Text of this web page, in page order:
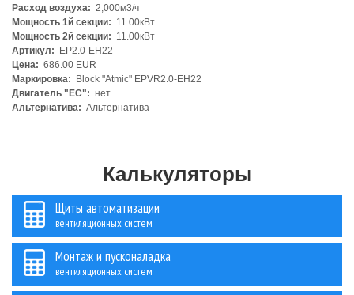
Расход воздуха: 2,000м3/ч
Мощность 1й секции: 11.00кВт
Мощность 2й секции: 11.00кВт
Артикул:
EP2.0-EH22
Цена: 686.00 EUR
Маркировка:
Block "Atmic" EPVR2.0-EH22
Двигатель "ЕС": нет
Альтернатива: Альтернатива
Калькуляторы
Щиты автоматизации
вентиляционных систем
Монтаж и пусконаладка
вентиляционных систем